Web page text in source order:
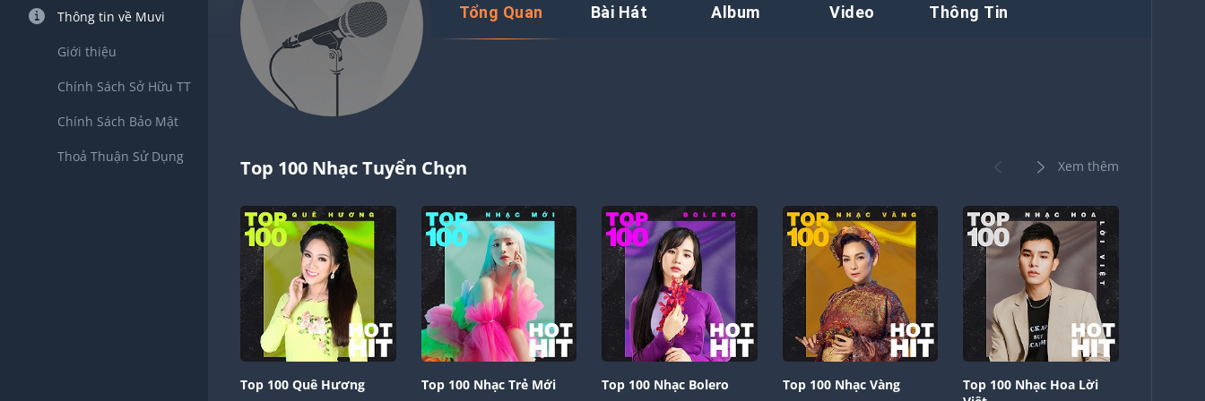
Thông tin về Muvi
Giới thiệu
Chính Sách Sở Hữu TT
Chính Sách Bảo Mật
Thoả Thuận Sử Dụng
Tổng Quan Bài Hát Album Video Thông Tin
Top 100 Nhạc Tuyển Chọn Xem thêm
Top 100 Quê Hương Top 100 Nhạc Trẻ Mới Top 100 Nhạc Bolero Top 100 Nhạc Vàng
Top 100 Nhạc Hoa Lời